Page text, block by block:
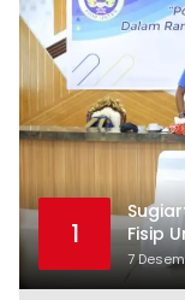
1
Fisip
7